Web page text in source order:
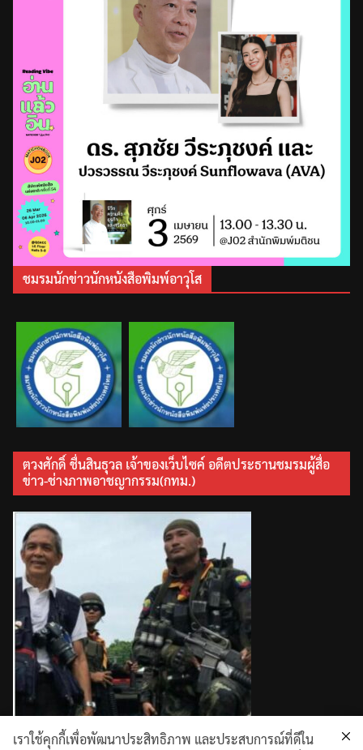
ชมรมนักข่าวนักหนังสือพิมพ์อาวุโส
ตวงศักดิ์ ชื่นสินธุวล เจ้าของเว็บไซค์ อดีตประธานชมรมผู้สื่อ
ข่าว-ช่างภาพอาชญากรรม(กทม.)
เราใช้คุกกี้เพื่อพัฒนาประสิทธิภาพ และประสบการณ์ที่ดีใน